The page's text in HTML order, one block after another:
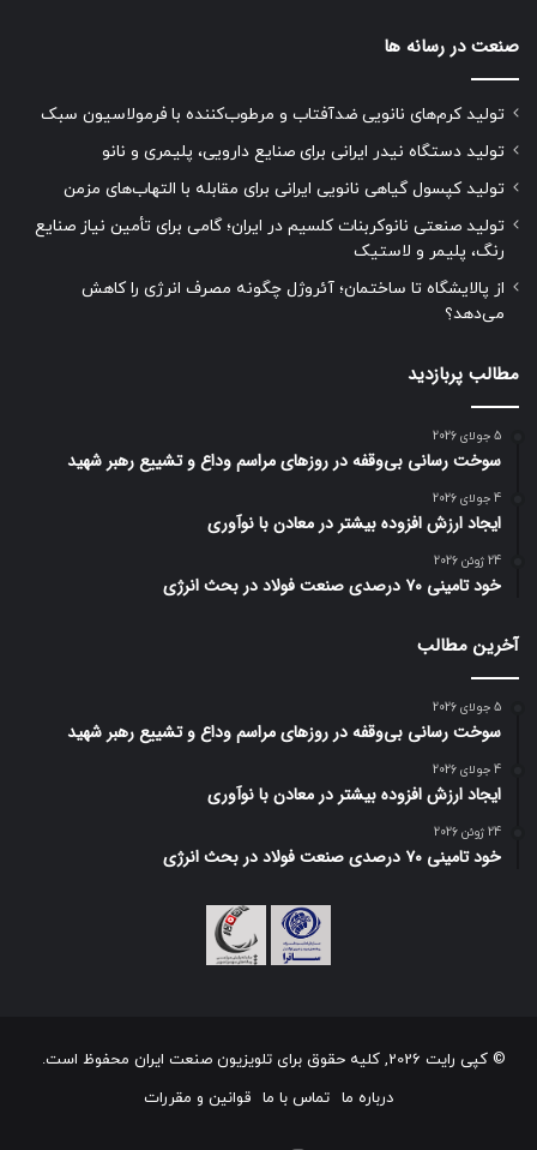
صنعت در رسانه ها
تولید کرم‌های نانویی ضدآفتاب و مرطوب‌کننده با فرمولاسیون سبک
تولید دستگاه نیدر ایرانی برای صنایع دارویی، پلیمری و نانو
تولید کپسول گیاهی نانویی ایرانی برای مقابله با التهاب‌های مزمن
تولید صنعتی نانوکربنات کلسیم در ایران؛ گامی برای تأمین نیاز صنایع
رنگ، پلیمر و لاستیک
از پالایشگاه تا ساختمان؛ آئروژل چگونه مصرف انرژی را کاهش
می‌دهد؟
مطالب پربازدید
5 جولای 2026
سوخت رسانی بی‌وقفه در روز‌های مراسم وداع و تشییع رهبر شهید
4 جولای 2026
ایجاد ارزش افزوده بیشتر در معادن با نوآوری
24 ژوئن 2026
خود تامینی ۷۰ درصدی صنعت فولاد در بحث انرژی
آخرین مطالب
5 جولای 2026
سوخت رسانی بی‌وقفه در روز‌های مراسم وداع و تشییع رهبر شهید
4 جولای 2026
ایجاد ارزش افزوده بیشتر در معادن با نوآوری
24 ژوئن 2026
خود تامینی ۷۰ درصدی صنعت فولاد در بحث انرژی
© کپی رایت 2026, کلیه حقوق برای تلویزیون صنعت ایران محفوظ است.
درباره ما تماس با ما قوانین و مقررات